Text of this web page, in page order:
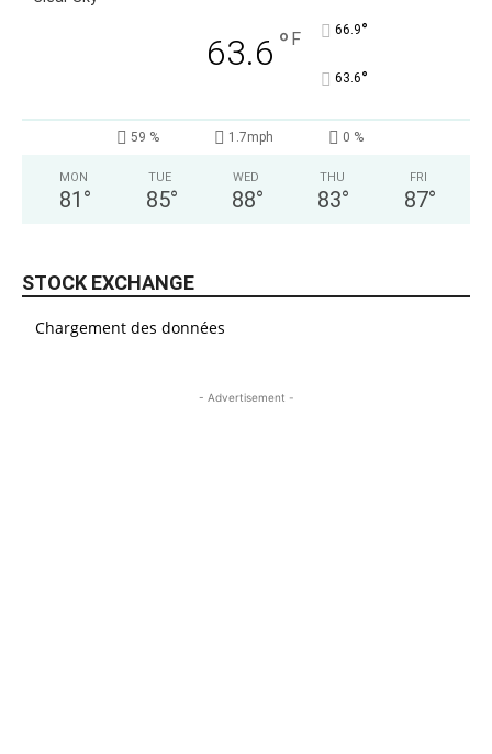
63.6 ° F 66.9°
63.6°
59 % 1.7mph 0 %
MON
81 °
TUE
85°
WED
88°
THU
83°
FRI
87°
STOCK EXCHANGE
Chargement des données
- Advertisement -